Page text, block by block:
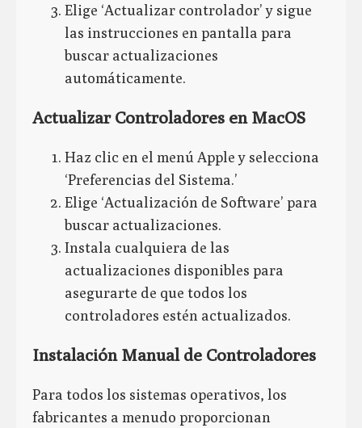
Elige ‘Actualizar controlador’ y sigue
las instrucciones en pantalla para
buscar actualizaciones
automáticamente.
Actualizar Controladores en MacOS
Haz clic en el menú Apple y selecciona
‘Preferencias del Sistema.’
Elige ‘Actualización de Software’ para
buscar actualizaciones.
Instala cualquiera de las
actualizaciones disponibles para
asegurarte de que todos los
controladores estén actualizados.
Instalación Manual de Controladores
Para todos los sistemas operativos, los
fabricantes a menudo proporcionan